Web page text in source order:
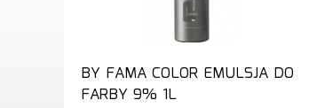
BY FAMA COLOR EMULSJA DO
FARBY 9% 1L